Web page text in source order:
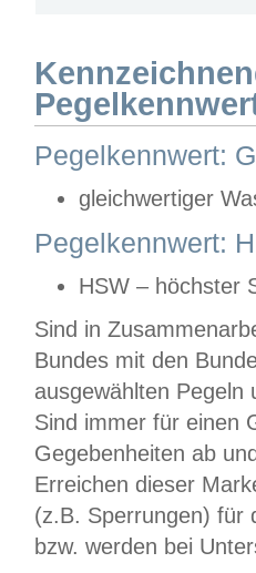
Pegelkennwert:
gleichwertiger
Pegelkennwert:
HSW – höchster
Sind in
Bundes mit den
ausgewählten
Sind immer für einen
Gegebenheiten ab
Erreichen dieser
(z.B. Sperrungen) für
bzw. werden bei